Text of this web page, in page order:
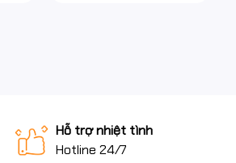
Hỗ trợ nhiệt tình
Hotline 24/7